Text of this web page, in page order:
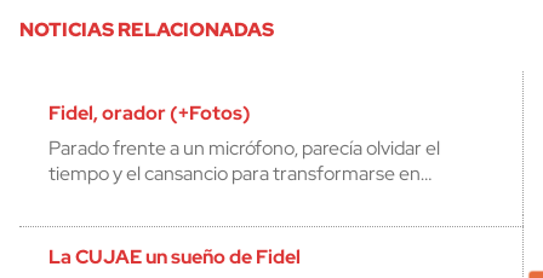
NOTICIAS RELACIONADAS
Fidel, orador (+Fotos)
Parado frente a un micrófono, parecía olvidar el
tiempo y el cansancio para transformarse en…
La CUJAE un sueño de Fidel